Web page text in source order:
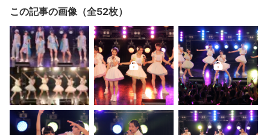
この記事の画像（全52枚）